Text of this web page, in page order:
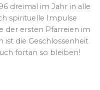
dreimal im Jahr in alle
spirituelle Impulse
der ersten Pfarreien im
die Geschlossenheit
fortan so bleiben!